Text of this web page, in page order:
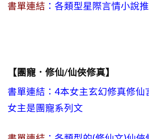
書單連結 ：各類型星際言情小說
【團寵．修仙/仙俠修真】
書單連結：4本女主玄幻修真修仙
女主是團寵系列文